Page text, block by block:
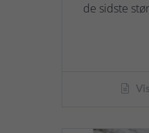
de sidste